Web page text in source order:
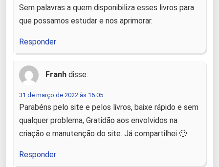
Sem palavras a quem disponibiliza esses livros para
que possamos estudar e nos aprimorar.
Responder
Franh disse:
31 de março de 2022 às 16:05
Parabéns pelo site e pelos livros, baixe rápido e sem
qualquer problema, Gratidão aos envolvidos na
criação e manutenção do site. Já compartilhei 🙂
Responder